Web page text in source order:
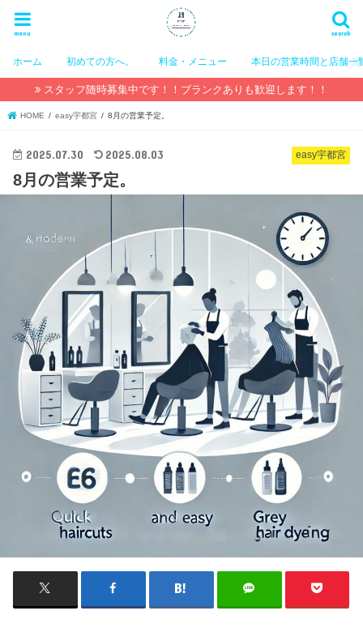
search
menu
ホーム 初めての方へ。 料金・メニュー 本日の営業時間と店舗一
スタッフ随時募集中です！！ブランクありも歓迎します！！
HOME easy宇都宮 8月の営業予定。
easy宇都宮
2025.07.30 2025.08.03
8月の営業予定。